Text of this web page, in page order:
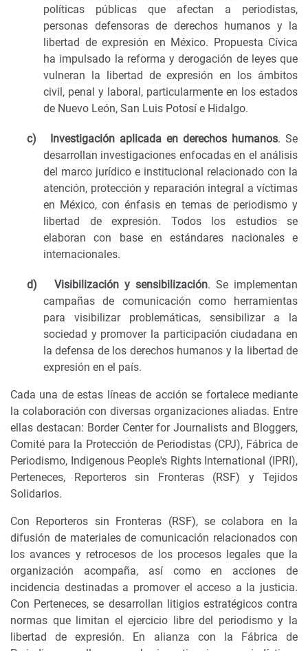
políticas públicas que afectan a periodistas,
personas defensoras de derechos humanos y la
libertad de expresión en México. Propuesta Cívica
ha impulsado la reforma y derogación de leyes que
vulneran la libertad de expresión en los ámbitos
civil, penal y laboral, particularmente en los estados
de Nuevo León, San Luis Potosí e Hidalgo.
c) Investigación aplicada en derechos humanos. Se
desarrollan investigaciones enfocadas en el análisis
del marco jurídico e institucional relacionado con la
atención, protección y reparación integral a víctimas
en México, con énfasis en temas de periodismo y
libertad de expresión. Todos los estudios se
elaboran con base en estándares nacionales e
internacionales.
d) Visibilización y sensibilización. Se implementan
campañas de comunicación como herramientas
para visibilizar problemáticas, sensibilizar a la
sociedad y promover la participación ciudadana en
la defensa de los derechos humanos y la libertad de
expresión en el país.
Cada una de estas líneas de acción se fortalece mediante
la colaboración con diversas organizaciones aliadas. Entre
ellas destacan: Border Center for Journalists and Bloggers,
Comité para la Protección de Periodistas (CPJ), Fábrica de
Periodismo, Indigenous People's Rights International (IPRI),
Perteneces, Reporteros sin Fronteras (RSF) y Tejidos
Solidarios.
Con Reporteros sin Fronteras (RSF), se colabora en la
difusión de materiales de comunicación relacionados con
los avances y retrocesos de los procesos legales que la
organización acompaña, así como en acciones de
incidencia destinadas a promover el acceso a la justicia.
Con Perteneces, se desarrollan litigios estratégicos contra
normas que limitan el ejercicio libre del periodismo y la
libertad de expresión. En alianza con la Fábrica de